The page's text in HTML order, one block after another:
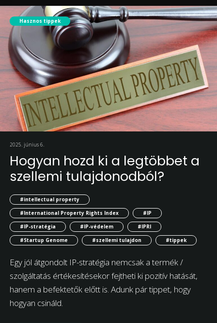
Hasznos tippek
2025. június 6.
Hogyan hozd ki a legtöbbet a
szellemi tulajdonodból?
#intellectual property
#International Property Rights Index
#IP
#IP-stratégia
#IP-védelem
#IPRI
#Startup Genome
#szellemi tulajdon #tippek
Egy jól átgondolt IP-stratégia nemcsak a termék /
szolgáltatás értékesítésekor fejtheti ki pozitív hatását,
hanem a befektetők előtt is. Adunk pár tippet, hogy
hogyan csináld.